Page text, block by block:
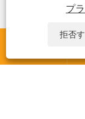
もっと見
プ
拒否